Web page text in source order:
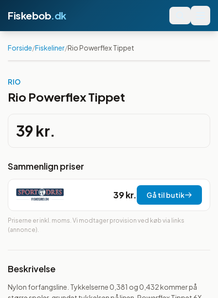
Fiskebob.dk
Forside/Fiskeliner/Rio Powerflex Tippet
RIO
Rio Powerflex Tippet
39 kr.
Sammenlign priser
39 kr. Gå til butik
Priserne er inkl. moms. Vi modtager provision ved køb via links
(annonce).
Beskrivelse
Nylon forfangsline. Tykkelserne 0,381 og 0,432 kommer på